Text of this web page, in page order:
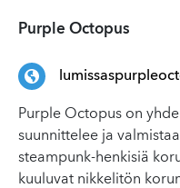
Purple Octopus
Purple Octopus on
suunnittelee ja
steampunk-henkisiä
kuuluvat nikkelitön